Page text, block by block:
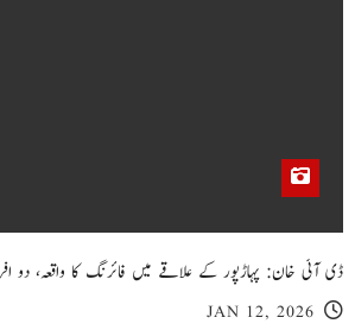
ڈی آئی خان: پہاڑپور کے علاقے میں فائرنگ کا واقعہ، دو
JAN 12, 2026